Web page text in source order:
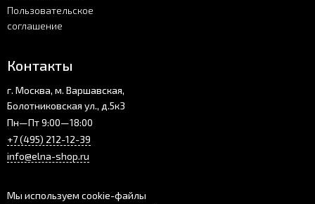
Пользовательское
соглашение
Контакты
г. Москва, м. Варшавская,
Болотниковская ул., д.5к3
Пн—Пт 9:00—18:00
+7 (495) 212-12-39
info@elna-shop.ru
Мы используем cookie-файлы